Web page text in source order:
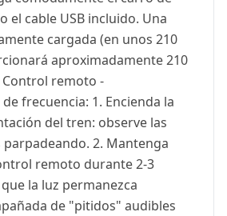
el cable USB incluido. Una
cargada (en unos 210
aproximadamente 210
remoto -
frecuencia: 1. Encienda la
del tren: observe las
2. Mantenga
remoto durante 2-3
la luz permanezca
de "pitidos" audibles